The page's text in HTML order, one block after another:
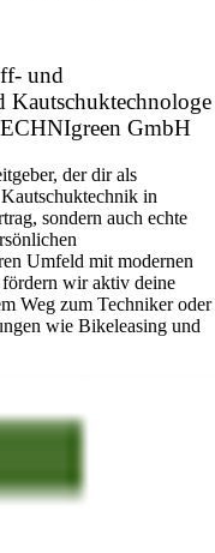
und
GmbH
der dir als
in
sondern auch echte
Umfeld mit modernen
wir aktiv deine
Weg zum Techniker oder
wie Bikeleasing und